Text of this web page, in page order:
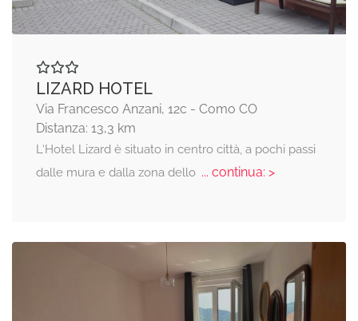
LIZARD HOTEL
Via Francesco Anzani, 12c - Como CO
Distanza: 13,3 km
L‘Hotel Lizard è situato in centro città, a pochi passi
dalle mura e dalla zona dello... continua: >